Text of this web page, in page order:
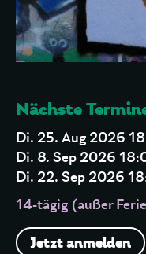
Nächste
Di. 25. Aug 2026
Di. 8. Sep 2026
Di. 22. Sep 2026
14-tägig (außer
Jetzt anmelden